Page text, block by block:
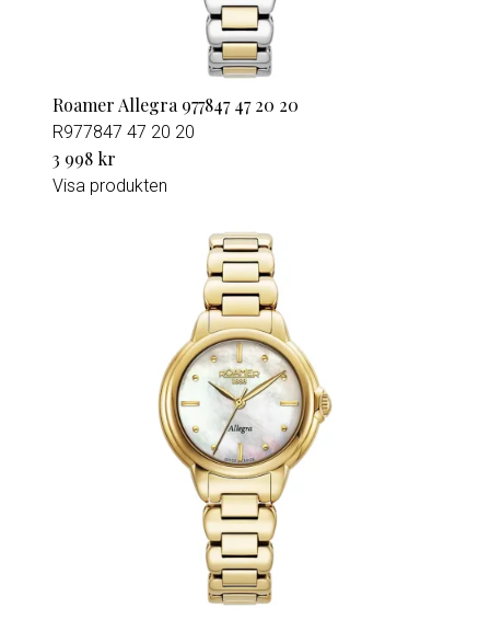
Roamer Allegra 977847 47 20 20
R977847 47 20 20
3 998 kr
Visa produkten